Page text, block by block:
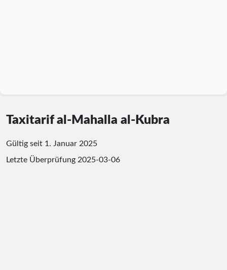
Taxitarif al-Mahalla al-Kubra
Gültig seit 1. Januar 2025
Letzte Überprüfung 2025-03-06